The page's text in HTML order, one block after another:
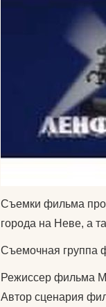
Съемки фильма
города на Неве, а
Съемочная группа
Режиссер фильма
Автор сценария